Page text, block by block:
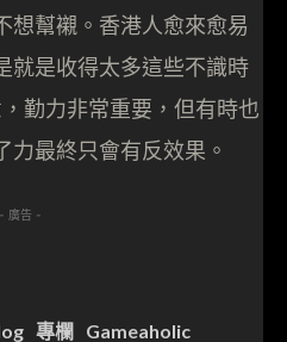
想幫襯。香港人愈來愈易
就是收得太多這些不識時
勤力非常重要，但有時也
力最終只會有反效果。
- 廣告 -
專欄 Gameaholic